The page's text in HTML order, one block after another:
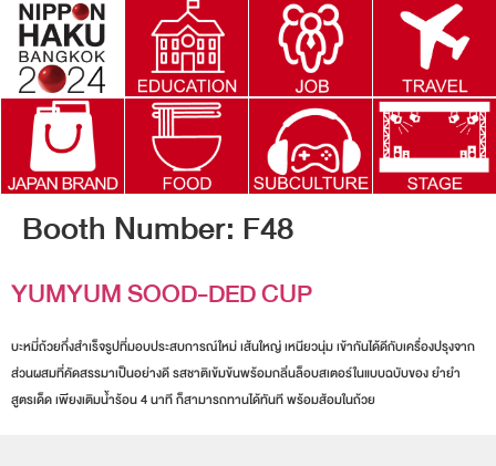
Booth Number: F48
YUMYUM SOOD-DED CUP
บะหมี่ถ้วยกึ่งสำเร็จรูปที่มอบประสบการณ์ใหม่ เส้นใหญ่ เหนียวนุ่ม เข้ากันได้ดีกับเครื่องปรุงจาก
ส่วนผสมที่คัดสรรมาเป็นอย่างดี รสชาติเข้มข้นพร้อมกลิ่นล็อบสเตอร์ในแบบฉบับของ ยำยำ
สูตรเด็ด เพียงเติมน้ำร้อน 4 นาที ก็สามารถทานได้ทันที พร้อมส้อมในถ้วย